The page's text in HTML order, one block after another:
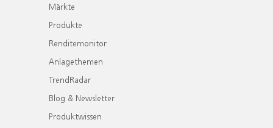
Märkte
Produkte
Renditemonitor
Anlagethemen
TrendRadar
Blog & Newsletter
Produktwissen